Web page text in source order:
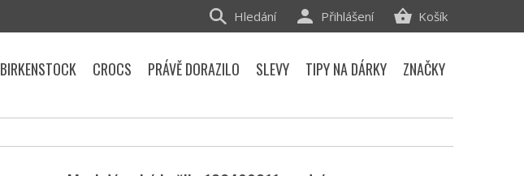
Košík
Přihlášení
Hledání
BIRKENSTOCK CROCS PRÁVĚ DORAZILO SLEVY TIPY NA DÁRKY ZNAČKY